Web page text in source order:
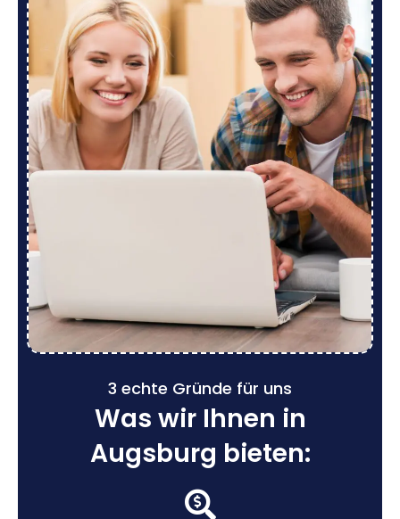
3 echte Gründe für uns
Was wir Ihnen in
Augsburg bieten: